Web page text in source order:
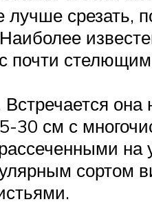
срезать,
30 см с
на
сортом